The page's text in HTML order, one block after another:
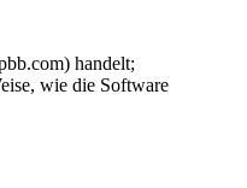
handelt;
wie die Software